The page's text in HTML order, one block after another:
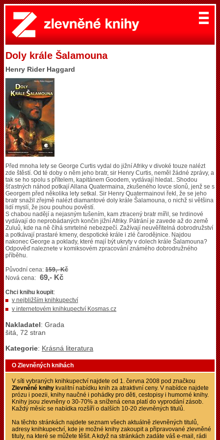
Doly krále Šalamouna
Henry Rider Haggard
Před mnoha lety se George Curtis vydal do jižní Afriky v divoké touze nalézt
zde štěstí. Od té doby o něm jeho bratr, sir Henry Curtis, neměl žádné zprávy, a
tak se ho spolu s přítelem, kapitánem Goodem, vydávají hledat.. Shodou
šťastných náhod potkají Allana Quatermaina, zkušeného lovce slonů, jenž se s
Georgem před několika lety setkal. Sir Henry Quatermainovi řekl, že se jeho
bratr snažil zřejmě nalézt diamantové doly krále Šalamouna, o nichž si většina
lidí myslí, že jsou pouhou pověstí.
S chabou nadějí a nejasným tušením, kam ztracený bratr mířil, se hrdinové
vydávají do neprobádaných končin jižní Afriky. Pátrání je zavede až do země
Zuluů, kde na ně číhá smrtelné nebezpečí. Zažívají neuvěřitelná dobrodružství
a potkávají prastaré kmeny, despotické krále i zlé čarodějnice. Najdou
nakonec George a poklady, které mají být ukryty v dolech krále Šalamouna?
Odpověď naleznete v komiksovém zpracování známého dobrodružného
příběhu.
Původní cena: 159,- Kč
Nová cena: 69,- Kč
Chci knihu koupit:
v nejbližším knihkupectví
v internetovém knihkupectví Kosmas.cz
Nakladatel: Grada
šitá, 72 stran
Kategorie: Krásná literatura
O Zlevněných knihách
V síti vybraných knihkupectví najdete od 1. června 2008 pod značkou
Zlevněné knihy kvalitní nabídku knih za atraktivní ceny. V nabídce najdete
prózu i poezii, knihy naučné i pohádky pro děti, cestopisy i humorné knihy.
Knihy jsou zlevněny o 30-70% a snížená cena platí do vyprodání zásob.
Každý měsíc se nabídka rozšíří o dalších 10-20 zlevněných titulů.
Na těchto stránkách najdete seznam všech aktuálně zlevněných titulů,
adresy knihkupectví, kde je možné knihy zakoupit a připravované zlevněné
tituly, na které se můžete těšit. A když na stránkách zadáte váš e-mail, rádi